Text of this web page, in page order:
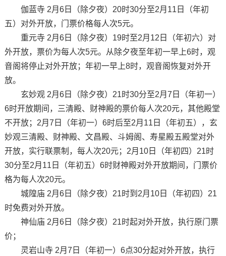
伽蓝寺 2月6日（除夕夜）20时30分至2月11日（年初
五）对外开放，门票价格每人次5元。
重元寺 2月6日（除夕夜）19时至2月12日（年初六）对
外开放，票价为每人次5元。从除夕夜至年初一早上6时，观
音阁将停止对外开放；年初一早上8时，观音阁恢复对外开
放。
玄妙观 2月6日（除夕夜）21时30分至2月7日（年初一）
6时开放期间，三清殿、财神殿的票价每人次20元，其他殿堂
不开放；2月7日（年初一）6时后至2月11日（年初五），玄
妙观三清殿、财神殿、文昌殿、斗姆阁、寿星殿五殿堂对外
开放，实行联票制，每人次20元；2月10日（年初四）21时
30分至2月11日（年初五）6时财神殿对外开放期间，门票价
格为每人次20元。
城隍庙 2月6日（除夕夜）21时到2月10日（年初四）21
时免费对外开放。
神仙庙 2月6日（除夕夜）21时起对外开放，执行原门票
价；
灵岩山寺 2月7日（年初一）6点30分起对外开放，执行